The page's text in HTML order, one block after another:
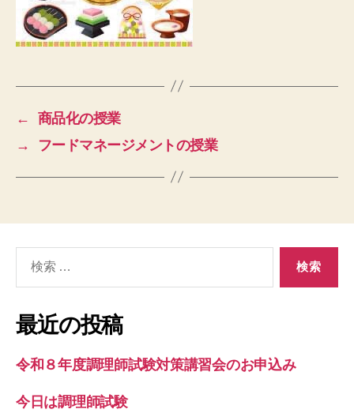
←
商品化の授業
→
フードマネージメントの授業
象:
最近の投稿
令和８年度調理師試験対策講習会のお申込み
今日は調理師試験